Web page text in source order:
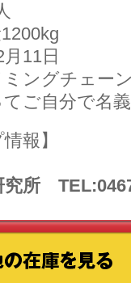
11日
ングチェー
ご自分で名
情報】
究所